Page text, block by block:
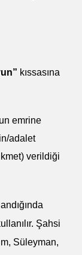
kıssasına
emrine
adalet
verildiği
Şahsi
Süleyman,